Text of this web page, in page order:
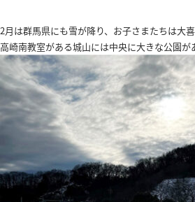
2月は群馬県にも雪が降り、お子さまたちは大
高崎南教室がある城山には中央に大きな公園が